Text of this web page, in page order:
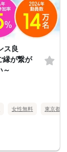
ス良
縁が繋が
～
女性無料 東京都